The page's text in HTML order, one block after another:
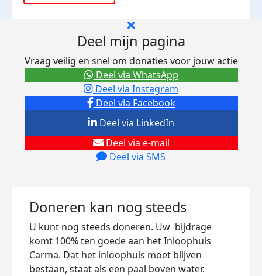
Deel mijn pagina
Vraag veilig en snel om donaties voor jouw actie
Deel via Facebook
Deel via Instagram
Deel via e-mail
Deel via SMS
Deel via LinkedIn
Deel via WhatsApp
Doneren kan nog steeds
U kunt nog steeds doneren. Uw bijdrage
komt 100% ten goede aan het Inloophuis
Carma. Dat het inloophuis moet blijven
bestaan, staat als een paal boven water.